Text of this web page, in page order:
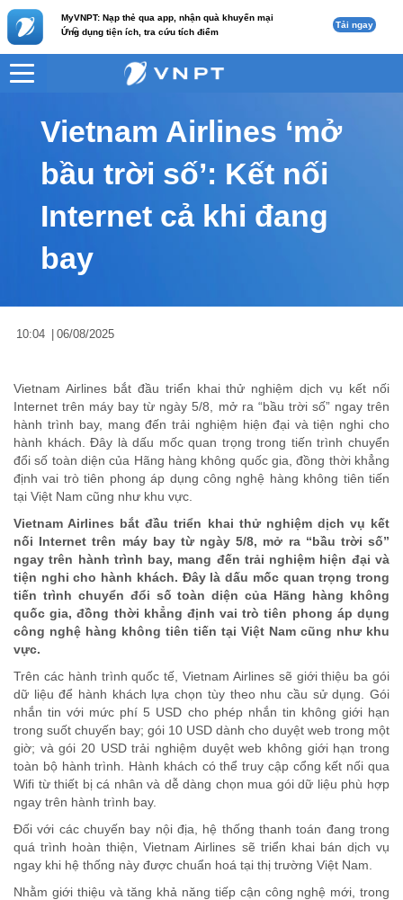
MyVNPT: Nạp thẻ qua app, nhận quà khuyến mại
Ứng dụng tiện ích, tra cứu tích điểm
c Tải ngay
VNPT Nội dung tin
Vietnam Airlines ‘mở
bầu trời số’: Kết nối
Internet cả khi đang
bay
10:04 06/08/2025
Vietnam Airlines bắt đầu triển khai thử nghiệm dịch vụ kết nối
Internet trên máy bay từ ngày 5/8, mở ra “bầu trời số” ngay trên
hành trình bay, mang đến trải nghiệm hiện đại và tiện nghi cho
hành khách. Đây là dấu mốc quan trọng trong tiến trình chuyển
đổi số toàn diện của Hãng hàng không quốc gia, đồng thời khẳng
định vai trò tiên phong áp dụng công nghệ hàng không tiên tiến
tại Việt Nam cũng như khu vực.
Vietnam Airlines bắt đầu triển khai thử nghiệm dịch vụ kết
nối Internet trên máy bay từ ngày 5/8, mở ra “bầu trời số”
ngay trên hành trình bay, mang đến trải nghiệm hiện đại và
tiện nghi cho hành khách. Đây là dấu mốc quan trọng trong
tiến trình chuyển đổi số toàn diện của Hãng hàng không
quốc gia, đồng thời khẳng định vai trò tiên phong áp dụng
công nghệ hàng không tiên tiến tại Việt Nam cũng như khu
vực.
Trên các hành trình quốc tế, Vietnam Airlines sẽ giới thiệu ba gói
dữ liệu để hành khách lựa chọn tùy theo nhu cầu sử dụng. Gói
nhắn tin với mức phí 5 USD cho phép nhắn tin không giới hạn
trong suốt chuyến bay; gói 10 USD dành cho duyệt web trong một
giờ; và gói 20 USD trải nghiệm duyệt web không giới hạn trong
toàn bộ hành trình. Hành khách có thể truy cập cổng kết nối qua
Wifi từ thiết bị cá nhân và dễ dàng chọn mua gói dữ liệu phù hợp
ngay trên hành trình bay.
Đối với các chuyến bay nội địa, hệ thống thanh toán đang trong
quá trình hoàn thiện, Vietnam Airlines sẽ triển khai bán dịch vụ
ngay khi hệ thống này được chuẩn hoá tại thị trường Việt Nam.
Nhằm giới thiệu và tăng khả năng tiếp cận công nghệ mới, trong